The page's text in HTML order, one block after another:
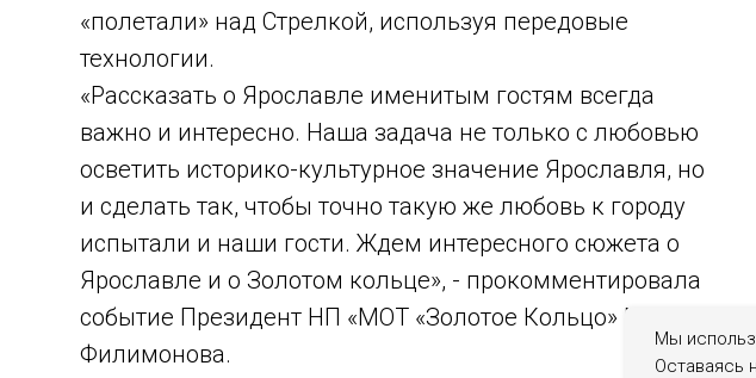
«полетали» над Стрелкой, используя передовые
технологии.
«Рассказать о Ярославле именитым гостям всегда
важно и интересно. Наша задача не только с любовью
осветить историко-культурное значение Ярославля, но
и сделать так, чтобы точно такую же любовь к городу
испытали и наши гости. Ждем интересного сюжета о
Ярославле и о Золотом кольце», - прокомментировала
событие Президент НП «МОТ «Золотое Кольцо» Марина
Филимонова.
Мы
Оставаясь